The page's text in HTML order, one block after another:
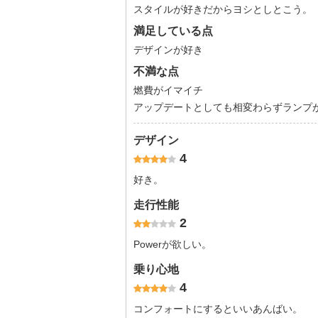
スタイルが好きだからヨシとしとこう。
満足している点
デザインが好き
不満な点
燃費がイマイチ
アップデートとしても相変わらずランプ
デザイン
4
好き。
走行性能
2
Powerが欲しい。
乗り心地
4
コンフォートにするといいあんばい。